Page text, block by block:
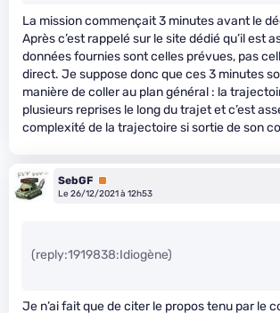
La mission commençait 3 minutes avant le
Après c’est rappelé sur le site dédié qu’il est
données fournies sont celles prévues, pas
direct. Je suppose donc que ces 3 minutes
manière de coller au plan général : la
plusieurs reprises le long du trajet et c’est
complexité de la trajectoire si sortie de son
SebGF Premium
Le 26/12/2021 à 12h53
(reply:1919838:Idiogène)
Je n’ai fait que de citer le propos tenu par le